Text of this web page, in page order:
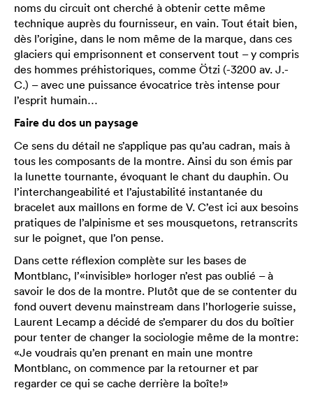
noms du circuit ont cherché à obtenir cette même
technique auprès du fournisseur, en vain. Tout était bien,
dès l’origine, dans le nom même de la marque, dans ces
glaciers qui emprisonnent et conservent tout – y compris
des hommes préhistoriques, comme Ötzi (-3200 av. J.-
C.) – avec une puissance évocatrice très intense pour
l’esprit humain…
Faire du dos un paysage
Ce sens du détail ne s’applique pas qu’au cadran, mais à
tous les composants de la montre. Ainsi du son émis par
la lunette tournante, évoquant le chant du dauphin. Ou
l’interchangeabilité et l’ajustabilité instantanée du
bracelet aux maillons en forme de V. C’est ici aux besoins
pratiques de l’alpinisme et ses mousquetons, retranscrits
sur le poignet, que l’on pense.
Dans cette réflexion complète sur les bases de
Montblanc, l’«invisible» horloger n’est pas oublié – à
savoir le dos de la montre. Plutôt que de se contenter du
fond ouvert devenu mainstream dans l’horlogerie suisse,
Laurent Lecamp a décidé de s’emparer du dos du boîtier
pour tenter de changer la sociologie même de la montre:
«Je voudrais qu’en prenant en main une montre
Montblanc, on commence par la retourner et par
regarder ce qui se cache derrière la boîte!»